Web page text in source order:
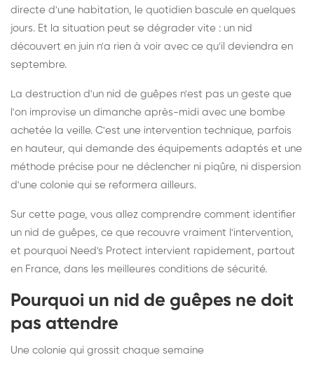
directe d'une habitation, le quotidien bascule en quelques
jours. Et la situation peut se dégrader vite : un nid
découvert en juin n'a rien à voir avec ce qu'il deviendra en
septembre.
La destruction d'un nid de guêpes n'est pas un geste que
l'on improvise un dimanche après-midi avec une bombe
achetée la veille. C'est une intervention technique, parfois
en hauteur, qui demande des équipements adaptés et une
méthode précise pour ne déclencher ni piqûre, ni dispersion
d'une colonie qui se reformera ailleurs.
Sur cette page, vous allez comprendre comment identifier
un nid de guêpes, ce que recouvre vraiment l'intervention,
et pourquoi Need's Protect intervient rapidement, partout
en France, dans les meilleures conditions de sécurité.
Pourquoi un nid de guêpes ne doit
pas attendre
Une colonie qui grossit chaque semaine